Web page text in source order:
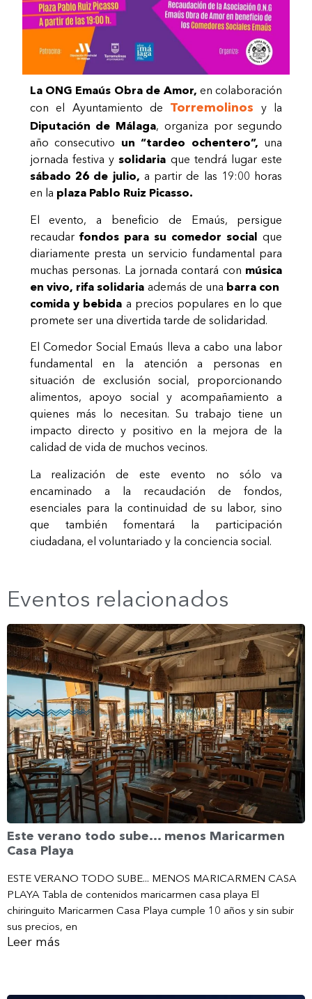
La ONG Emaús Obra de Amor, en colaboración
con el Ayuntamiento de Torremolinos y la
Diputación de Málaga, organiza por segundo
año consecutivo un “tardeo ochentero”, una
jornada festiva ysolidaria que tendrá lugar este
sábado 26 de julio, a partir de las 19:00 horas
en la plaza Pablo Ruiz Picasso.
El evento, a beneficio de Emaús, persigue
recaudar fondos para su comedor social que
diariamente presta un servicio fundamental para
muchas personas. La jornada contará con música
en vivo, rifa solidaria además de una barra con
comida y bebida a precios populares en lo que
promete ser una divertida tarde de solidaridad.
El Comedor Social Emaús lleva a cabo una labor
fundamental en la atención a personas en
situación de exclusión social, proporcionando
alimentos, apoyo social y acompañamiento a
quienes más lo necesitan. Su trabajo tiene un
impacto directo y positivo en la mejora de la
calidad de vida de muchos vecinos.
La realización de este evento no sólo va
encaminado a la recaudación de fondos,
esenciales para la continuidad de su labor, sino
que también fomentará la participación
ciudadana, el voluntariado y la conciencia social.
Eventos relacionados
Este verano todo sube… menos Maricarmen
Casa Playa
ESTE VERANO TODO SUBE... MENOS MARICARMEN CASA
PLAYA Tabla de contenidos maricarmen casa playa El
chiringuito Maricarmen Casa Playa cumple 10 años y sin subir
sus precios, en
Leer más